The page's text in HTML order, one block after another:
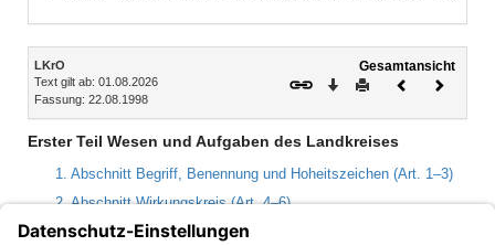
Inhalt
LKrO
Text gilt ab: 01.08.2026
Fassung: 22.08.1998
Gesamtansicht
Download
DruckenVorheriges
Erster Teil Wesen und Aufgaben des Landkreises
1. Abschnitt Begriff, Benennung und Hoheitszeichen (Art. 1–3)
2. Abschnitt Wirkungskreis (Art. 4–6)
3. Abschnitt Kreisgebiet (Art. 7–10)